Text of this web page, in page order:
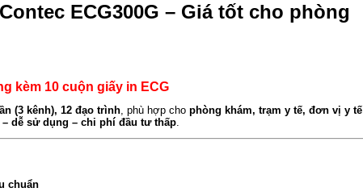
ECG300G – Giá tốt cho phòng
kèm 10 cuộn giấy in ECG
(3 kênh), 12 đạo trình, phù hợp cho phòng khám, trạm y tế, đơn vị y tế
dễ sử dụng – chi phí đầu tư thấp.
chuẩn